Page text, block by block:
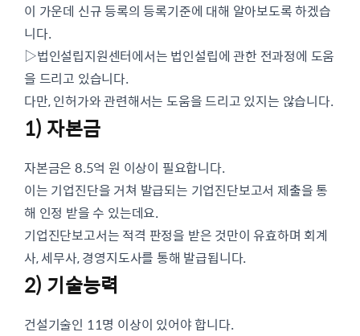
이 가운데 신규 등록의 등록기준에 대해 알아보도록 하겠습
니다.
▷법인설립지원센터에서는 법인설립에 관한 전과정에 도움
을 드리고 있습니다.
다만, 인허가와 관련해서는 도움을 드리고 있지는 않습니다.
1) 자본금
자본금은 8.5억 원 이상이 필요합니다.
이는 기업진단을 거쳐 발급되는 기업진단보고서 제출을 통
해 인정 받을 수 있는데요.
기업진단보고서는 적격 판정을 받은 것만이 유효하며 회계
사, 세무사, 경영지도사를 통해 발급됩니다.
2) 기술능력
건설기술인 11명 이상이 있어야 합니다.